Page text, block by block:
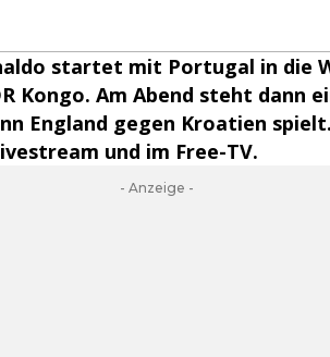
startet mit Portugal in die
Kongo. Am Abend steht dann
England gegen Kroatien
und im Free-TV.
- Anzeige -